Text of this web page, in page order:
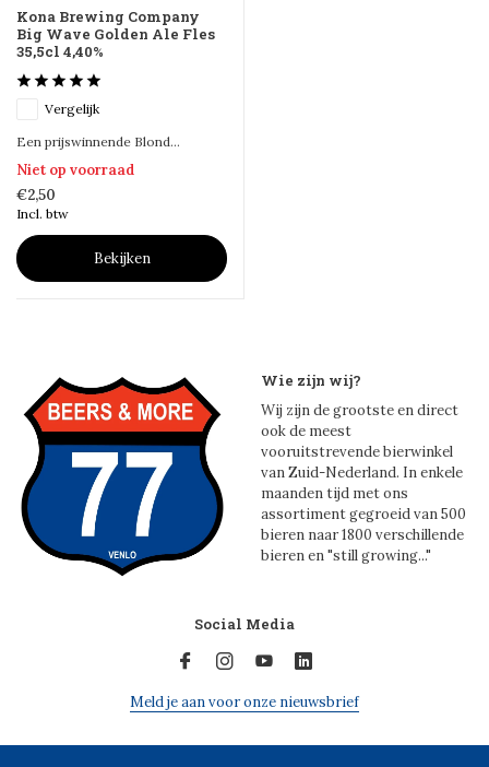
Kona Brewing Company
Big Wave Golden Ale Fles
35,5cl 4,40%
Vergelijk
Een prijswinnende Blond...
Niet op voorraad
€2,50
Incl. btw
Bekijken
Wie zijn wij?
Wij zijn de grootste en direct
ook de meest
vooruitstrevende bierwinkel
van Zuid-Nederland. In enkele
maanden tijd met ons
assortiment gegroeid van 500
bieren naar 1800 verschillende
bieren en "still growing..."
Social Media
Meld je aan voor onze nieuwsbrief